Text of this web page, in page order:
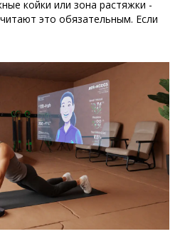
койки или зона растяжки -
это обязательным. Если